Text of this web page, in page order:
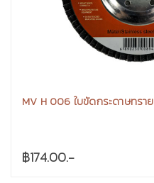
MV H 006 ใบขัดกระดาษทราย
฿174.00.-